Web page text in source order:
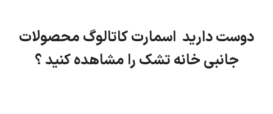
دوست دارید اسمارت کاتالوگ محصولات
جانبی خانه تشک را مشاهده کنید ؟